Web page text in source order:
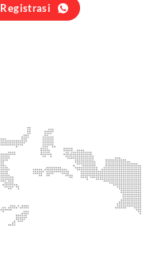
Registrasi